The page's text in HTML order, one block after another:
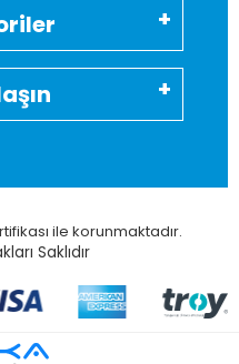
ile korunmaktadır.
Saklıdır